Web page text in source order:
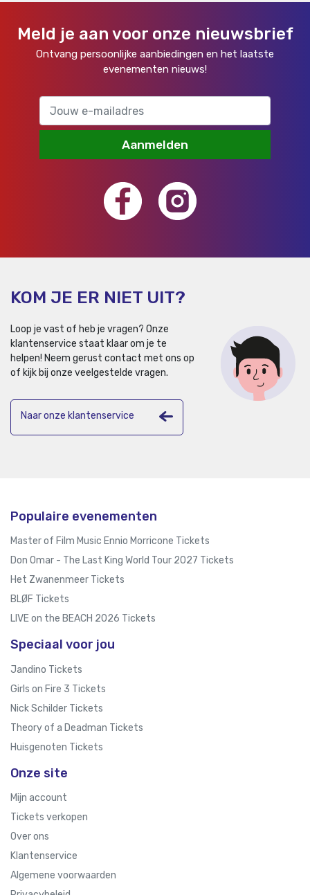
Meld je aan voor onze nieuwsbrief
Ontvang persoonlijke aanbiedingen en het laatste
evenementen nieuws!
Aanmelden
KOM JE ER NIET UIT?
Loop je vast of heb je vragen? Onze
klantenservice staat klaar om je te
helpen! Neem gerust contact met ons op
of kijk bij onze veelgestelde vragen.
Naar onze klantenservice
Populaire evenementen
Master of Film Music Ennio Morricone Tickets
Don Omar - The Last King World Tour 2027 Tickets
Het Zwanenmeer Tickets
BLØF Tickets
LIVE on the BEACH 2026 Tickets
Speciaal voor jou
Jandino Tickets
Girls on Fire 3 Tickets
Nick Schilder Tickets
Theory of a Deadman Tickets
Huisgenoten Tickets
Onze site
Mijn account
Tickets verkopen
Over ons
Klantenservice
Algemene voorwaarden